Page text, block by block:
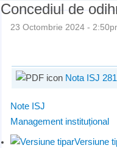
Concediul de
23 Octombrie 2024 -
Nota ISJ
Note ISJ
Management instituțional
Versiune